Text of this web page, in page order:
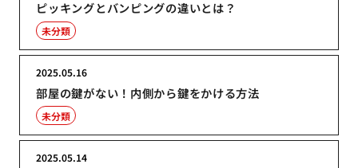
ピッキングとバンピングの違いとは？
未分類
部屋の鍵がない！内側から鍵をかける方法
2025.05.16
未分類
2025.05.14